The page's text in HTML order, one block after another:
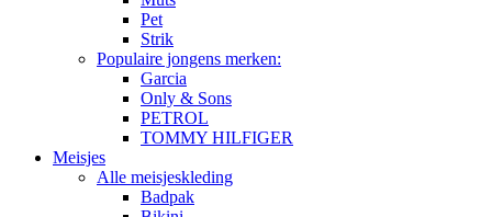
Pet
Strik
Populaire jongens merken:
Garcia
Only & Sons
PETROL
TOMMY HILFIGER
Meisjes
Alle meisjeskleding
Badpak